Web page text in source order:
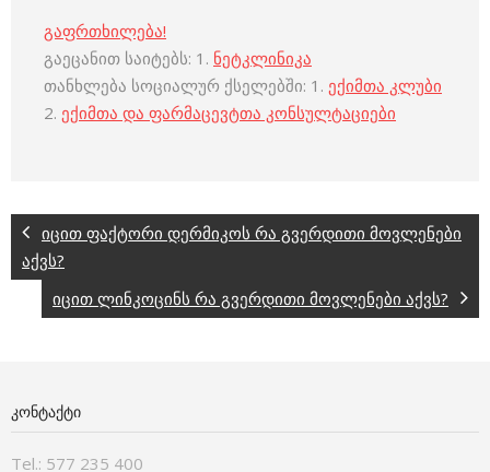
გაფრთხილება!
გაეცანით საიტებს: 1. ნეტკლინიკა
თანხლება სოციალურ ქსელებში: 1. ექიმთა კლუბი
2. ექიმთა და ფარმაცევტთა კონსულტაციები
იცით ფაქტორი დერმიკოს რა გვერდითი მოვლენები
აქვს?
იცით ლინკოცინს რა გვერდითი მოვლენები აქვს?
ᲙᲝᲜᲢᲐᲥᲢᲘ
Tel.: 577 235 400